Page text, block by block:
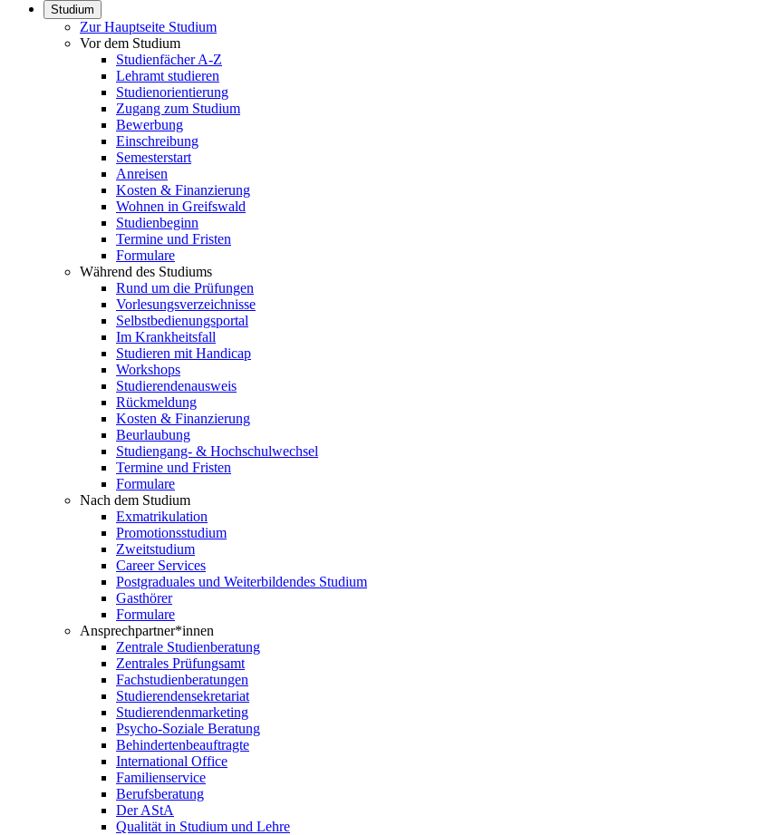
Studium
Zur Hauptseite Studium
Vor dem Studium
Studienfächer A-Z
Lehramt studieren
Studienorientierung
Zugang zum Studium
Bewerbung
Einschreibung
Semesterstart
Anreisen
Kosten & Finanzierung
Wohnen in Greifswald
Studienbeginn
Termine und Fristen
Formulare
Während des Studiums
Rund um die Prüfungen
Vorlesungsverzeichnisse
Selbstbedienungsportal
Im Krankheitsfall
Studieren mit Handicap
Workshops
Studierendenausweis
Rückmeldung
Kosten & Finanzierung
Beurlaubung
Studiengang- & Hochschulwechsel
Termine und Fristen
Formulare
Nach dem Studium
Exmatrikulation
Promotionsstudium
Zweitstudium
Career Services
Postgraduales und Weiterbildendes Studium
Gasthörer
Formulare
Ansprechpartner*innen
Zentrale Studienberatung
Zentrales Prüfungsamt
Fachstudienberatungen
Studierendensekretariat
Studierendenmarketing
Psycho-Soziale Beratung
Behindertenbeauftragte
International Office
Familienservice
Berufsberatung
Der AStA
Qualität in Studium und Lehre